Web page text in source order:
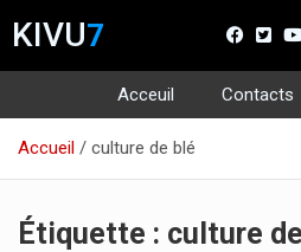
KIVU7
Acceuil Contacts
contenu
Accueil culture de blé
Étiquette : culture